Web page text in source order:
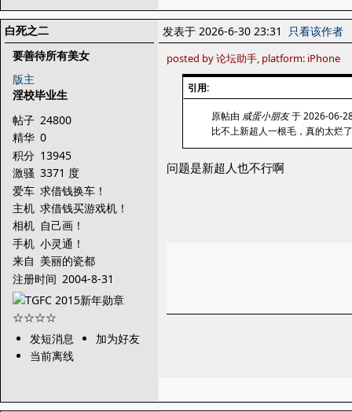
白死之二
要善待所有美女
版主
淫校毕业生
帖子 24800
精华 0
积分 13945
激骚 3371 度
爱车 求借钱换车！
主机 求借钱买游戏机！
相机 自己画！
手机 小灵通！
来自 美丽的瓷都
注册时间 2004-8-31
发短消息
加为好友
当前离线
发表于 2026-6-30 23:31 只看该作者
posted by 论坛助手, platform: iPhone
引用:
原帖由 咸蛋小朋友于 2026-06-
比不上新超人一根毛，真的太烂了
问题是新超人也不行啊